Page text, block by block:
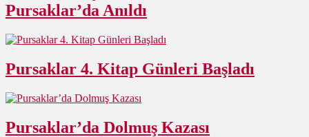
Pursaklar’da Anıldı
Pursaklar 4. Kitap Günleri Başladı
Pursaklar’da Dolmuş Kazası